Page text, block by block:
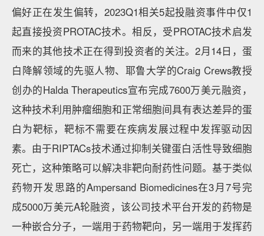
偏好正在发生偏转，2023Q1相关5起投融资事件中仅1
起直接投资PROTAC技术。相反，受PROTAC技术启发
而来的其他技术正在得到投资者的关注。2月14日，蛋
白降解领域的先驱人物、耶鲁大学的Craig Crews教授
创办的Halda Therapeutics宣布完成7600万美元融资，
这种技术利用肿瘤细胞和正常细胞间具有表达差异的蛋
白为靶标，靶标不需要在疾病发展过程中发挥驱动因
素。由于RIPTACs技术通过抑制关键蛋白活性导致细胞
死亡，这种策略可以解决非靶向耐药性问题。基于类似
药物开发思路的Ampersand Biomedicines在3月7号完
成5000万美元A轮融资，该公司技术平台开发的药物是
一种嵌合分子，一端用于药物靶向，另一端用于发挥药